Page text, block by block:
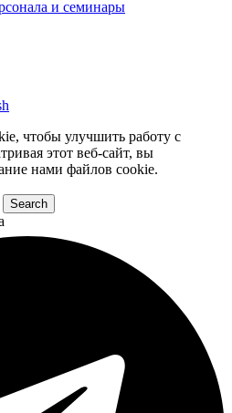
и семинары
чтобы улучшить работу с
этот веб-сайт, вы
нами файлов cookie.
Search